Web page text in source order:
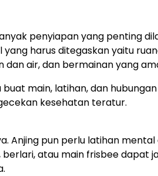
penyiapan yang penting
harus ditegaskan yaitu
air, dan bermainan yang
main, latihan, dan hubungan
kesehatan teratur.
Anjing pun perlu latihan mental
atau main frisbee dapat